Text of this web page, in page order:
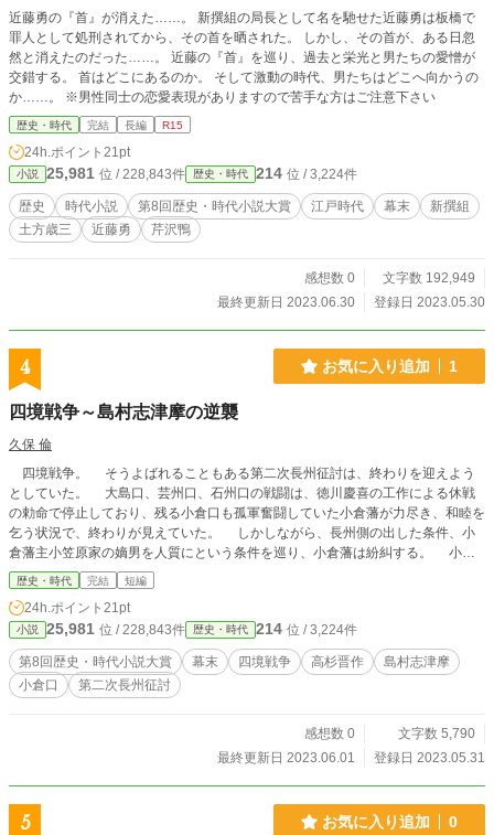
近藤勇の『首』が消えた……。 新撰組の局長として名を馳せた近藤勇は板橋で
罪人として処刑されてから、その首を晒された。 しかし、その首が、ある日忽
然と消えたのだった……。 近藤の『首』を巡り、過去と栄光と男たちの愛憎が
交錯する。 首はどこにあるのか。 そして激動の時代、男たちはどこへ向かうの
か……。 ※男性同士の恋愛表現がありますので苦手な方はご注意下さい
歴史・時代 完結 長編 R15
24h.ポイント 21pt
小説 25,981 位 / 228,843件 歴史・時代 214 位 / 3,224件
歴史 時代小説 第8回歴史・時代小説大賞 江戸時代 幕末
新撰組
土方歳三
近藤勇 芹沢鴨
感想数 0
文字数 192,949
最終更新日 2023.06.30
登録日 2023.05.30
4 お気に入り追加 1
四境戦争～島村志津摩の逆襲
久保 倫
四境戦争。 そうよばれることもある第二次長州征討は、終わりを迎えよう
としていた。 大島口、芸州口、石州口の戦闘は、徳川慶喜の工作による休戦
の勅命で停止しており、残る小倉口も孤軍奮闘していた小倉藩が力尽き、和睦を
乞う状況で、終わりが見えていた。 しかしながら、長州側の出した条件、小
倉藩主小笠原家の嫡男を人質にという条件を巡り、小倉藩は紛糾する。 小笠
原家の嫡子を人質に出すということは、小笠原家が毛利家に服従するというこ
と。 全面降伏せよと言うことであり、小倉藩士にとって受け入れることので
きぬ条件であった。 このような状況の中、島村志津摩は、小倉藩の家老と
なり、長州藩との交渉に臨む。 島村の考えた和睦案で藩論をまとめて。
歴史・時代 完結 短編
24h.ポイント 21pt
小説 25,981 位 / 228,843件 歴史・時代 214 位 / 3,224件
第8回歴史・時代小説大賞 幕末 四境戦争 高杉晋作
島村志津摩
小倉口
第二次長州征討
感想数 0
文字数 5,790
最終更新日 2023.06.01
登録日 2023.05.31
5 お気に入り追加 0